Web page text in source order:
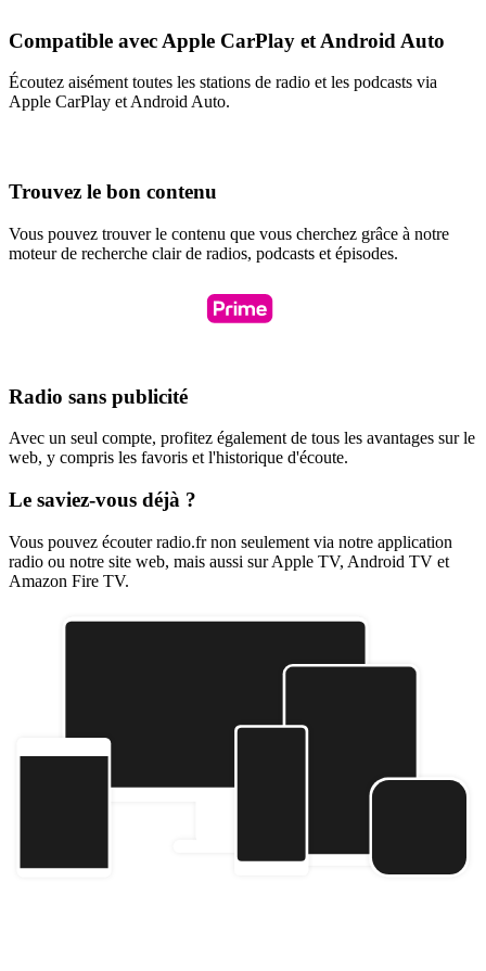
Compatible avec Apple CarPlay et Android Auto
Écoutez aisément toutes les stations de radio et les podcasts via
Apple CarPlay et Android Auto.
Trouvez le bon contenu
Vous pouvez trouver le contenu que vous cherchez grâce à notre
moteur de recherche clair de radios, podcasts et épisodes.
Radio sans publicité
Avec un seul compte, profitez également de tous les avantages sur le
web, y compris les favoris et l'historique d'écoute.
Le saviez-vous déjà ?
Vous pouvez écouter radio.fr non seulement via notre application
radio ou notre site web, mais aussi sur Apple TV, Android TV et
Amazon Fire TV.